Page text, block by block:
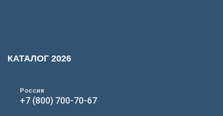
КАТАЛОГ 2026
Россия
+7 (800) 700-70-67